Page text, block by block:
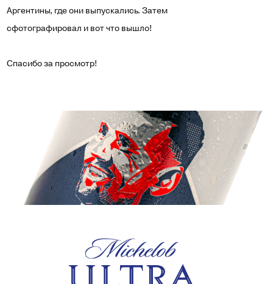
Аргентины, где они выпускались. Затем
сфотографировал и вот что вышло!
Спасибо за просмотр!